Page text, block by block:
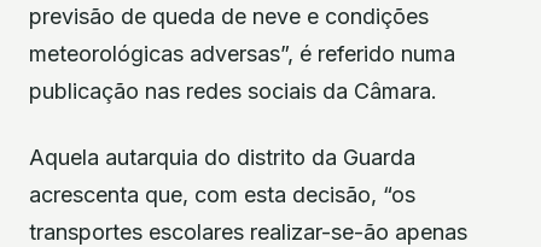
previsão de queda de neve e condições
meteorológicas adversas”, é referido numa
publicação nas redes sociais da Câmara.
Aquela autarquia do distrito da Guarda
acrescenta que, com esta decisão, “os
transportes escolares realizar-se-ão apenas